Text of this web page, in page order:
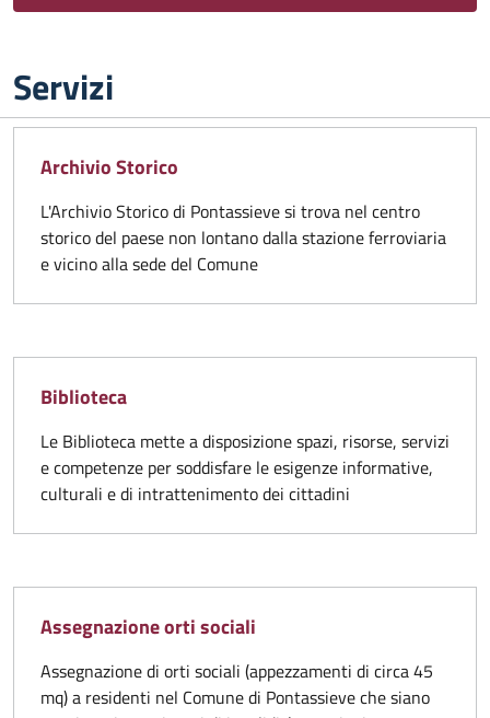
Servizi
Archivio Storico
L'Archivio Storico di Pontassieve si trova nel centro
storico del paese non lontano dalla stazione ferroviaria
e vicino alla sede del Comune
Biblioteca
Le Biblioteca mette a disposizione spazi, risorse, servizi
e competenze per soddisfare le esigenze informative,
culturali e di intrattenimento dei cittadini
Assegnazione orti sociali
Assegnazione di orti sociali (appezzamenti di circa 45
mq) a residenti nel Comune di Pontassieve che siano